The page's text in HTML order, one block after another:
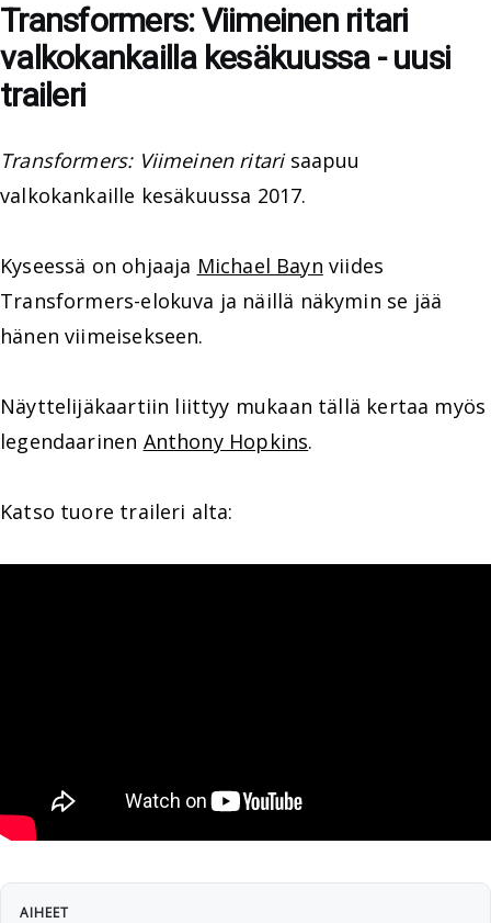
Transformers: Viimeinen ritari
valkokankailla kesäkuussa - uusi
traileri
Transformers: Viimeinen ritarisaapuu
valkokankaille kesäkuussa 2017.
Kyseessä on ohjaaja Michael Bayn viides
Transformers-elokuva ja näillä näkymin se jää
hänen viimeisekseen.
Näyttelijäkaartiin liittyy mukaan tällä kertaa myös
legendaarinen Anthony Hopkins.
Katso tuore traileri alta:
AIHEET